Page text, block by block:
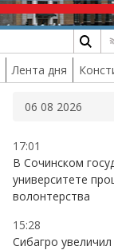
Лента дня
06 08 2026
17:01
В Сочинском
университете
волонтерства
15:28
Сибагро